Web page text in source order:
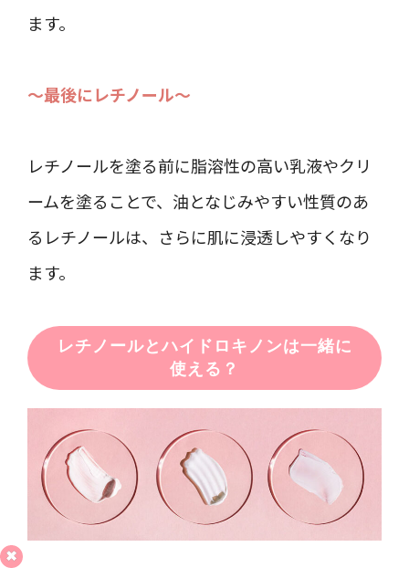
ます。
～最後にレチノール～
レチノールを塗る前に脂溶性の高い乳液やクリ
ームを塗ることで、油となじみやすい性質のあ
るレチノールは、さらに肌に浸透しやすくなり
ます。
レチノールとハイドロキノンは一緒に
使える？